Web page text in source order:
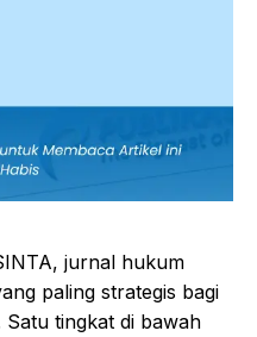
jurnal hukum
paling strategis bagi
Satu tingkat di bawah